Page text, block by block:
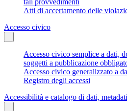
Atti di accertamento delle
Accesso civico
Accesso civico semplice a dati,
soggetti a pubblicazione
Accesso civico generalizzato a
Registro degli accessi
Accessibilità e catalogo di dati,